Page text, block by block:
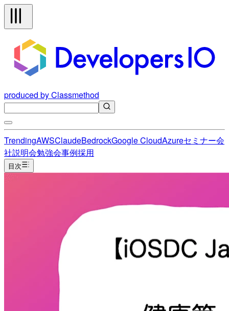
produced by Classmethod
TrendingAWSClaudeBedrockGoogle CloudAzureセミナー会
社説明会勉強会事例採用
目次